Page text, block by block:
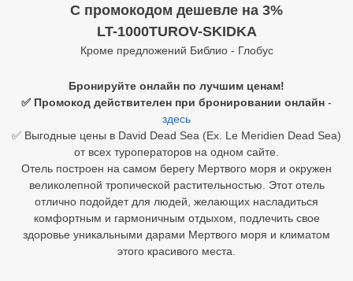
C промокодом дешевле на 3%
LT-1000TUROV-SKIDKA
Кроме предложений Библио - Глобус
Бронируйте онлайн по лучшим ценам!
✅ Промокод действителен при бронировании онлайн -
здесь
✅ Выгодные цены в David Dead Sea (Ex. Le Meridien Dead Sea)
от всех туроператоров на одном сайте.
Отель построен на самом берегу Мертвого моря и окружен
великолепной тропической растительностью. Этот отель
отлично подойдет для людей, желающих насладиться
комфортным и гармоничным отдыхом, подлечить свое
здоровье уникальными дарами Мертвого моря и климатом
этого красивого места.
Шри Ланка
Хайнань
Северный Гоа